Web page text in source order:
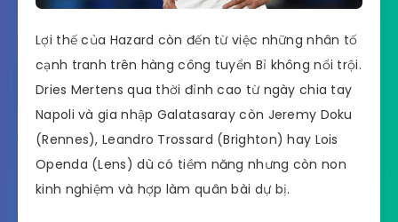
Lợi thế của Hazard còn đến từ việc những nhân tố
cạnh tranh trên hàng công tuyển Bỉ không nổi trội.
Dries Mertens qua thời đỉnh cao từ ngày chia tay
Napoli và gia nhập Galatasaray còn Jeremy Doku
(Rennes), Leandro Trossard (Brighton) hay Lois
Openda (Lens) dù có tiềm năng nhưng còn non
kinh nghiệm và hợp làm quân bài dự bị.